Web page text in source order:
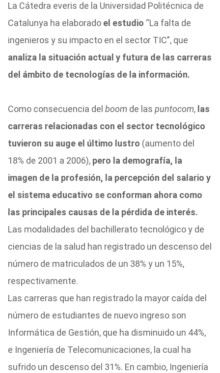
La Cátedra everis de la Universidad Politécnica de
Catalunya ha elaborado el estudio “La falta de
ingenieros y su impacto en el sector TIC”, que
analiza la situación actual y futura de las carreras
del ámbito de tecnologías de la información.
Como consecuencia del boomde las puntocom, las
carreras relacionadas con el sector tecnológico
tuvieron su auge el último lustro (aumento del
18% de 2001 a 2006), pero la demografía, la
imagen de la profesión, la percepción del salario y
el sistema educativo se conforman ahora como
las principales causas de la pérdida de interés.
Las modalidades del bachillerato tecnológico y de
ciencias de la salud han registrado un descenso del
número de matriculados de un 38% y un 15%,
respectivamente.
Las carreras que han registrado la mayor caída del
número de estudiantes de nuevo ingreso son
Informática de Gestión, que ha disminuido un 44%,
e Ingeniería de Telecomunicaciones, la cual ha
sufrido un descenso del 31%. En cambio, Ingeniería